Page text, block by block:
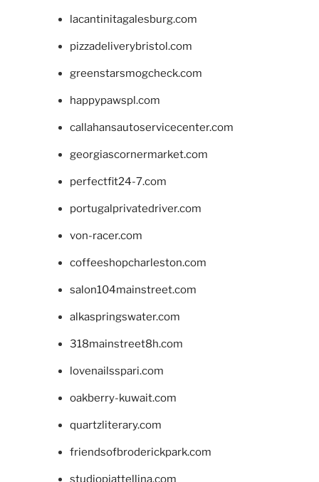
lacantinitagalesburg.com
pizzadeliverybristol.com
greenstarsmogcheck.com
happypawspl.com
callahansautoservicecenter.com
georgiascornermarket.com
perfectfit24-7.com
portugalprivatedriver.com
von-racer.com
coffeeshopcharleston.com
salon104mainstreet.com
alkaspringswater.com
318mainstreet8h.com
lovenailsspari.com
oakberry-kuwait.com
quartzliterary.com
friendsofbroderickpark.com
studiopiattellina.com